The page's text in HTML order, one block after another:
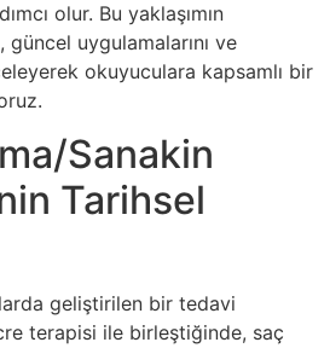
olur. Bu yaklaşımın
güncel uygulamalarını ve
okuyuculara kapsamlı bir
Sanakin
Tarihsel
geliştirilen bir tedavi
terapisi ile birleştiğinde, saç